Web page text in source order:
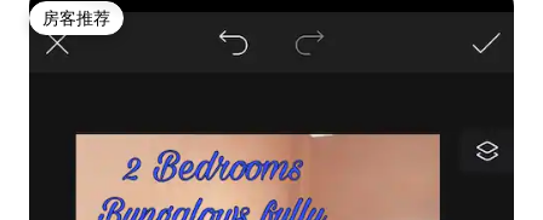
房客推荐
房客推荐